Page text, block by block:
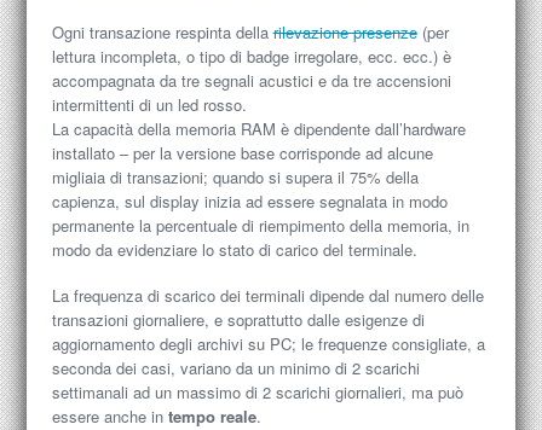
Ogni transazione respinta dellarilevazione presenze(per
lettura incompleta, o tipo di badge irregolare, ecc. ecc.) è
accompagnata da tre segnali acustici e da tre accensioni
intermittenti di un led rosso.
La capacità della memoria RAM è dipendente dall’hardware
installato – per la versione base corrisponde ad alcune
migliaia di transazioni; quando si supera il 75% della
capienza, sul display inizia ad essere segnalata in modo
permanente la percentuale di riempimento della memoria, in
modo da evidenziare lo stato di carico del terminale.
La frequenza di scarico dei terminali dipende dal numero delle
transazioni giornaliere, e soprattutto dalle esigenze di
aggiornamento degli archivi su PC; le frequenze consigliate, a
seconda dei casi, variano da un minimo di 2 scarichi
settimanali ad un massimo di 2 scarichi giornalieri, ma può
essere anche in tempo reale.